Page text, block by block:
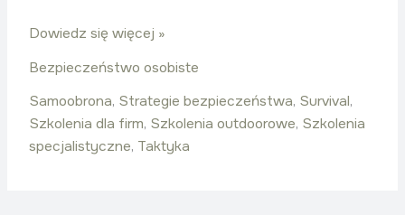
Dowiedz się więcej »
Bezpieczeństwo osobiste
Samoobrona, Strategie bezpieczeństwa, Survival,
Szkolenia dla firm, Szkolenia outdoorowe, Szkolenia
specjalistyczne, Taktyka